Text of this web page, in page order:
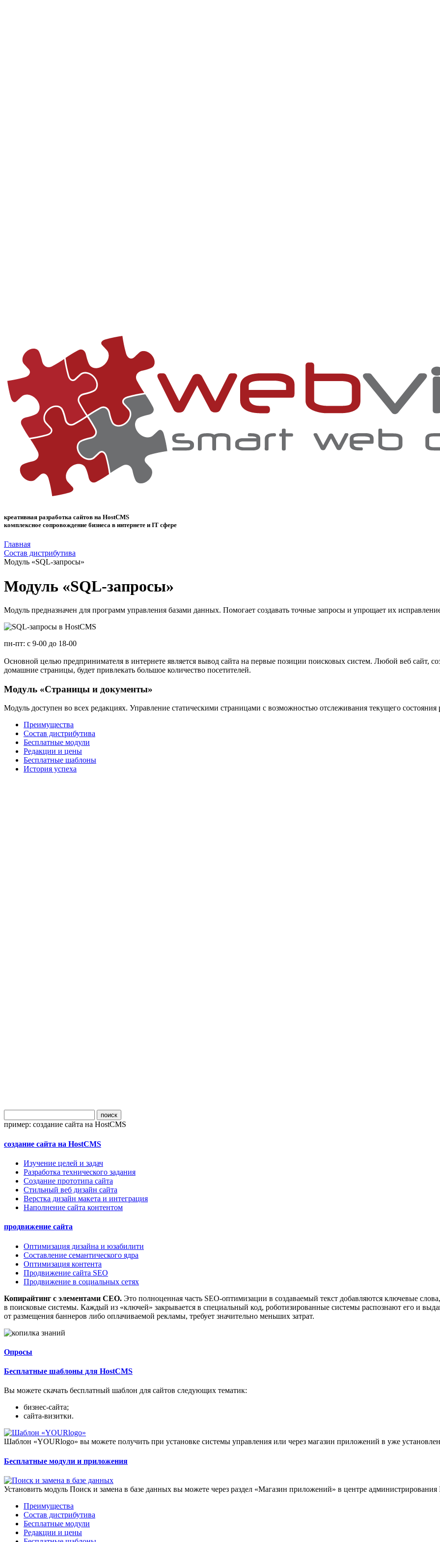
креативная разработка сайтов на HostCMS
комплексное сопровождение бизнеса в интернете и IT cфере
Главная
Состав дистрибутива
Модуль «SQL-запросы»
Модуль «SQL-запросы»
Модуль предназначен для программ управления базами данных. Помогает создавать точные запросы и упрощает их
пн-пт: с 9-00 до 18-00
Основной целью предпринимателя в интернете является вывод сайта на первые позиции поисковых систем. Любой веб сайт,
домашние страницы, будет привлекать большое количество посетителей.
Модуль «Страницы и документы»
Модуль доступен во всех редакциях. Управление статическими страницами с возможностью отслеживания текущего
Преимущества
Состав дистрибутива
Бесплатные модули
Редакции и цены
Бесплатные шаблоны
История успеха
поиск
пример: создание сайта на HostCMS
создание сайта на HostCMS
Изучение целей и задач
Разработка технического задания
Создание прототипа сайта
Стильный веб дизайн сайта
Верстка дизайн макета и интеграция
Наполнение сайта контентом
продвижение сайта
Оптимизация дизайна и юзабилити
Составление семантического ядра
Оптимизация контента
Продвижение сайта SEO
Продвижение в социальных сетях
Копирайтинг с элементами СЕО. Это полноценная часть SEO-оптимизации в создаваемый текст добавляются ключевые
в поисковые системы. Каждый из «ключей» закрывается в специальный код, роботизированные системы распознают его и
от размещения баннеров либо оплачиваемой рекламы, требует значительно меньших затрат.
Опросы
Бесплатные шаблоны для HostCMS
Вы можете скачать бесплатный шаблон для сайтов следующих тематик:
бизнес-сайта;
сайта-визитки.
Шаблон «YOURlogo» вы можете получить при установке системы управления или через магазин приложений в уже
Бесплатные модули и приложения
Установить модуль Поиск и замена в базе данных вы можете через раздел «Магазин приложений» в центре администрирования
Преимущества
Состав дистрибутива
Бесплатные модули
Редакции и цены